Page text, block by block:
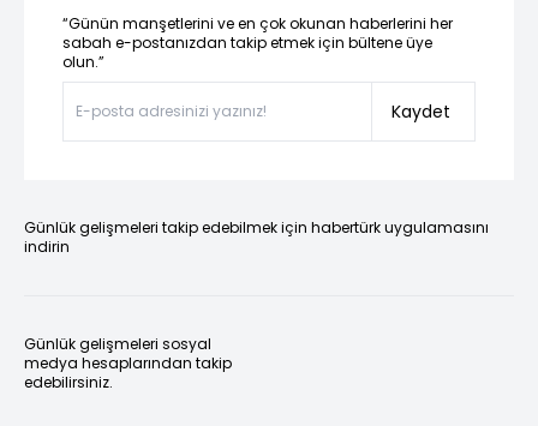
“Günün manşetlerini ve en çok okunan haberlerini her
sabah e-postanızdan takip etmek için bültene üye
olun.”
Kaydet
Günlük gelişmeleri takip edebilmek için habertürk uygulamasını
indirin
Günlük gelişmeleri sosyal
medya hesaplarından takip
edebilirsiniz.